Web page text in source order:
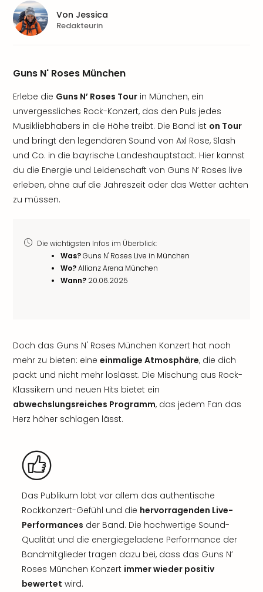
Guns N' Roses München
Erlebe die Guns N’ Roses Tour in München, ein
unvergessliches Rock-Konzert, das den Puls jedes
Musikliebhabers in die Höhe treibt. Die Band ist on Tour
und bringt den legendären Sound von Axl Rose, Slash
und Co. in die bayrische Landeshauptstadt. Hier kannst
du die Energie und Leidenschaft von Guns N’ Roses live
erleben, ohne auf die Jahreszeit oder das Wetter achten
zu müssen.
Die wichtigsten Infos im Überblick:
Was?Guns N' Roses Live in München
Wo?Allianz Arena München
Wann? 20.06.2025
Doch das Guns N' Roses München Konzert hat noch
mehr zu bieten: eine einmalige Atmosphäre, die dich
packt und nicht mehr loslässt. Die Mischung aus Rock-
Klassikern und neuen Hits bietet ein
abwechslungsreiches Programm, das jedem Fan das
Herz höher schlagen lässt.
Das Publikum lobt vor allem das authentische
Rockkonzert-Gefühl und die hervorragenden Live-
Performances der Band. Die hochwertige Sound-
Qualität und die energiegeladene Performance der
Bandmitglieder tragen dazu bei, dass das Guns N’
Roses München Konzert immer wieder positiv
bewertet wird.
Von Jessica
Redakteurin